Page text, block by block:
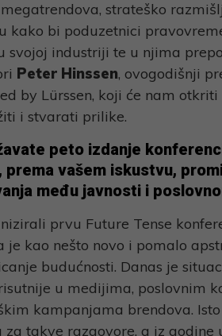
strateško
kako bi poduzetnici
svojoj industriji te u njima
Peter Hinssen, ovogodišnji
by Lürssen, koji će nam otkriti
i stvarati prilike.
peto izdanje
prema vašem iskustvu,
među javnosti i
prvu Future Tense
je kao nešto novo i pomalo
budućnosti. Danas je
u medijima, poslovnim
kampanjama brendova.
za takve razgovore, a iz